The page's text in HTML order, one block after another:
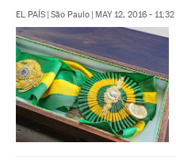
EL PAÍS | São Paulo | MAY 12, 2016 - 11:32